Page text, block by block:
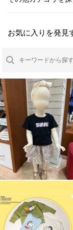
お気に入りを発見